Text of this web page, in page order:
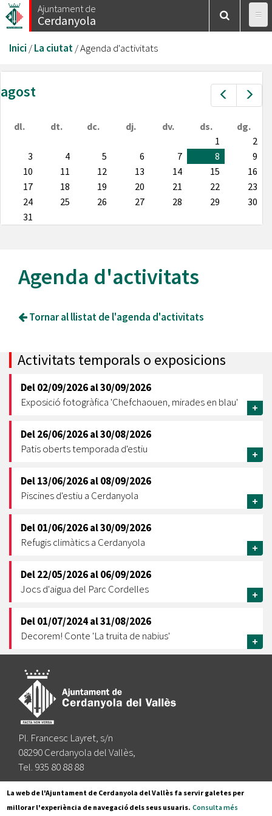
Vés
al
Ajuntament de
Cerdanyola
Esteu
aquí
Inici /La ciutat/Agenda d'activitats
Prev
agost
dl. dt. dc. dj. dv. ds.
dg.
1
2
3
4 5 6 7 8
9
10
11 12 13 14 15
16
17
18 19 20 21 22
23
24
25 26 27 28 29
30
31
Agenda d'activitats
Tornar al llistat de l'agenda d'activitats
Activitats temporals o exposicions
Del02/09/2026al30/09/2026
Exposició fotogràfica 'Chefchaouen, mirades en blau'
+
Del26/06/2026al30/08/2026
Patis oberts temporada d'estiu
+
Del13/06/2026al08/09/2026
Piscines d'estiu a Cerdanyola
+
Del01/06/2026al30/09/2026
Refugis climàtics a Cerdanyola
+
Del22/05/2026al06/09/2026
Jocs d'aigua del Parc Cordelles
+
Del01/07/2024al31/08/2026
Decorem! Conte 'La truita de nabius'
+
Pl. Francesc Layret, s/n
08290 Cerdanyola del Vallès,
Tel. 935 80 88 88
Segueix-nos a:
La web de l'Ajuntament de Cerdanyola del Vallès fa servir galetes per
millorar l'experiència de navegació dels seus usuaris. Consulta més